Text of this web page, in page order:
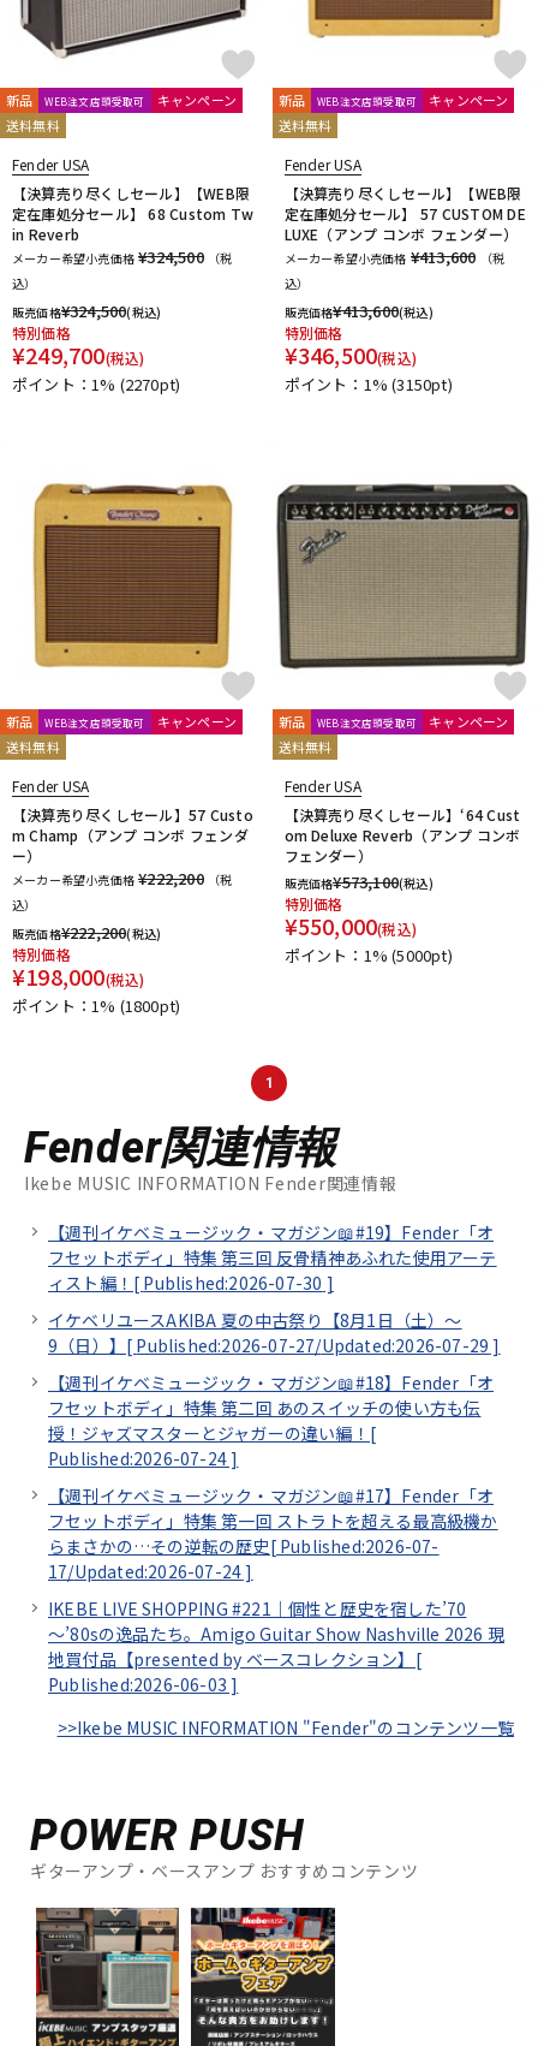
新品 WEB注文店頭受取可
キャンペーン
送料無料
Fender USA
【決算売り尽くしセール】【WEB限
定在庫処分セール】 68 Custom Tw
in Reverb
メーカー希望小売価格 ¥324,500
（税
込）
販売価格¥324,500(税込)
特別価格
¥249,700(税込)
ポイント：1% (2270pt)
新品 WEB注文店頭受取可
キャンペーン
送料無料
Fender USA
【決算売り尽くしセール】【WEB限
定在庫処分セール】 57 CUSTOM DE
LUXE（アンプ コンボ フェンダー）
メーカー希望小売価格 ¥413,600
（税
込）
販売価格¥413,600(税込)
特別価格
¥346,500(税込)
ポイント：1%(3150pt)
新品 WEB注文店頭受取可
キャンペーン
送料無料
Fender USA
【決算売り尽くしセール】57 Custo
m Champ（アンプ コンボ フェンダ
ー）
メーカー希望小売価格 ¥222,200
（税
込）
販売価格¥222,200(税込)
特別価格
¥198,000(税込)
ポイント：1% (1800pt)
新品 WEB注文店頭受取可
キャンペーン
送料無料
Fender USA
【決算売り尽くしセール】‘64 Cust
om Deluxe Reverb（アンプ コンボ
フェンダー）
販売価格¥573,100(税込)
特別価格
¥550,000(税込)
ポイント：1%(5000pt)
1
Fender関連情報
Ikebe MUSIC INFORMATION Fender関連情報
【週刊イケベミュージック・マガジン📖#19】Fender「オ
フセットボディ」特集 第三回 反骨精神あふれた使用アーテ
ィスト編！[ Published:2026-07-30 ]
イケベリユースAKIBA 夏の中古祭り【8月1日（土）～
9（日）】[ Published:2026-07-27/Updated:2026-07-29 ]
【週刊イケベミュージック・マガジン📖#18】Fender「オ
フセットボディ」特集 第二回 あのスイッチの使い方も伝
授！ジャズマスターとジャガーの違い編！[
Published:2026-07-24 ]
【週刊イケベミュージック・マガジン📖#17】Fender「オ
フセットボディ」特集 第一回 ストラトを超える最高級機か
らまさかの…その逆転の歴史[ Published:2026-07-
17/Updated:2026-07-24 ]
IKEBE LIVE SHOPPING #221｜個性と歴史を宿した’70
～’80sの逸品たち。Amigo Guitar Show Nashville 2026 現
地買付品【presented by ベースコレクション】[
Published:2026-06-03 ]
>>Ikebe MUSIC INFORMATION "Fender"のコンテンツ一覧
POWER PUSH
ギターアンプ・ベースアンプ おすすめコンテンツ